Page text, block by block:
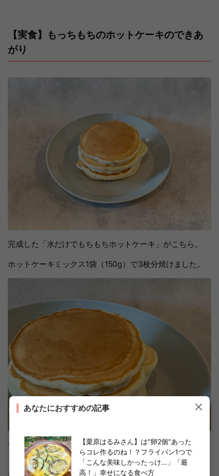
【実食】もっちもちのホットケーキのできあ
がり
完成した「水だけでもちもちホットケーキ」がこちら。
ホットケーキミックス1袋（150g）で3枚分焼けました。
普通に作るホットケーキよりも少し白いホットケーキがで
きあがりましたよ。
あなたにおすすめの記事
【栗原はるみさん】は"卵2個"あった
らコレ作るのね！？フライパン1つで
「こんな美味しかったっけ…」「最
高！」幸せになる食べ方